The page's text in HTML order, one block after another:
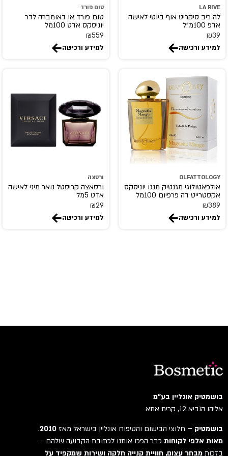
FLAVIA
FRAGLUXE
FRAGRANCE WORLD
GEMINA.B
GEPARLYS
GIARDINI DI TOSCANA
Giorgio Armani
GIORGIO BEVERLY HILLS
GISADA
Givenchy
GOLDFIELD & BANKS
gres
GRITTI
HOUBIGANT
IGGYWOO
INCENSE
issey miyake
Jacques Bogart
LA RIVE
לה ריב סיקריט אוף ביוטי לאישה
אדפ 100מ"ל
₪39
למידע ורכישה
טום פורד
טום פורד או דאומברה לדר
יוניסקס אדט 100מל
₪559
למידע ורכישה
OLFATTOLOGY
אולפאטולוגי מגנטיק מנגו יוניסקס
אקסטרייט דה פרפיום 100מל
₪389
למידע ורכישה
ורסצה
ורסאצה קריסטל נואר מיני לאישה
אדט 5מל
₪29
למידע ורכישה
בושמטיק אונליין בע"מ
אליהו הנביא 12, קרית אתא
בושמטיק –חלוצי הבישום והטיפוח אונליין בישראל מאז2010
.
מאות אלפי לקוחותכבר הפכו אותנו לכתובת הקבועה שלהם –
בזכותמבחר עצום, חוויית קנייה חלקה ושירות שמקפיד על